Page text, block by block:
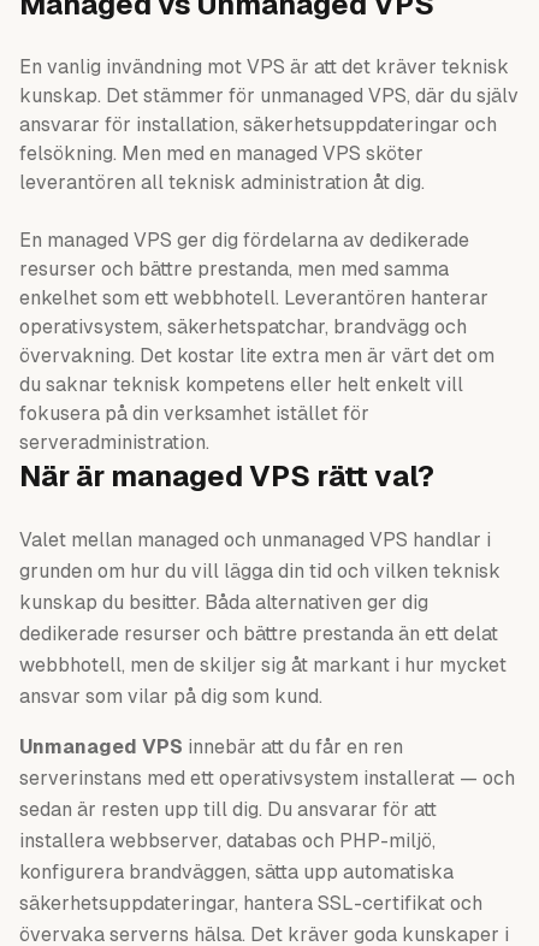
En vanlig invändning mot VPS är att det kräver teknisk
kunskap. Det stämmer för unmanaged VPS, där du själv
ansvarar för installation, säkerhetsuppdateringar och
felsökning. Men med en managed VPS sköter
leverantören all teknisk administration åt dig.
En managed VPS ger dig fördelarna av dedikerade
resurser och bättre prestanda, men med samma
enkelhet som ett webbhotell. Leverantören hanterar
operativsystem, säkerhetspatchar, brandvägg och
övervakning. Det kostar lite extra men är värt det om
du saknar teknisk kompetens eller helt enkelt vill
fokusera på din verksamhet istället för
serveradministration.
När är managed VPS rätt val?
Valet mellan managed och unmanaged VPS handlar i
grunden om hur du vill lägga din tid och vilken teknisk
kunskap du besitter. Båda alternativen ger dig
dedikerade resurser och bättre prestanda än ett delat
webbhotell, men de skiljer sig åt markant i hur mycket
ansvar som vilar på dig som kund.
Unmanaged VPS innebär att du får en ren
serverinstans med ett operativsystem installerat — och
sedan är resten upp till dig. Du ansvarar för att
installera webbserver, databas och PHP-miljö,
konfigurera brandväggen, sätta upp automatiska
säkerhetsuppdateringar, hantera SSL-certifikat och
övervaka serverns hälsa. Det kräver goda kunskaper i